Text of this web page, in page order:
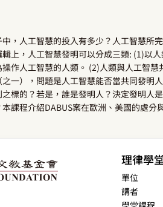
，人工智慧的投入有多少？人工智慧所
上，人工智慧發明可以分成三類: (1)以
作人工智慧的人類。 (2)人類與人工智
一），問題是人工智慧能否當共同發明
標的？若是，誰是發明人？決定發明人
課程介紹DABUS案在歐洲、美國的處分
理律學
單位
講者